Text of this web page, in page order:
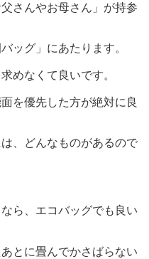
さんやお母さん」が持参
ッグ」にあたります。
めなくて良いです。
を優先した方が絶対に良
、どんなものがあるので
ら、エコバッグでも良い
とに畳んでかさばらない